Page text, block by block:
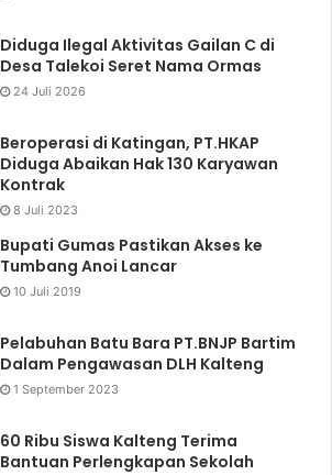
Diduga Ilegal Aktivitas Gailan C di
Desa Talekoi Seret Nama Ormas
24 Juli 2026
Beroperasi di Katingan, PT.HKAP
Diduga Abaikan Hak 130 Karyawan
Kontrak
8 Juli 2023
Bupati Gumas Pastikan Akses ke
Tumbang Anoi Lancar
10 Juli 2019
Pelabuhan Batu Bara PT.BNJP Bartim
Dalam Pengawasan DLH Kalteng
1 September 2023
60 Ribu Siswa Kalteng Terima
Bantuan Perlengkapan Sekolah